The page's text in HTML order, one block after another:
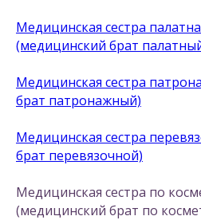
Медицинская сестра
(медицинский брат
Медицинская сестра
брат патронажный)
Медицинская сестра
брат перевязочной)
Медицинская сестра по
(медицинский брат по